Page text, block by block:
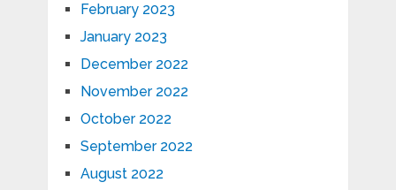
February 2023
January 2023
December 2022
November 2022
October 2022
September 2022
August 2022